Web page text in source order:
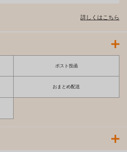
詳しくはこちら
ポスト投函
おまとめ配送